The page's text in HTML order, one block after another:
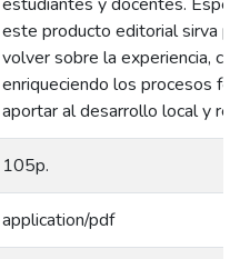
este producto editorial sirva
volver sobre la experiencia,
enriqueciendo los procesos
aportar al desarrollo local y
105p.
application/pdf